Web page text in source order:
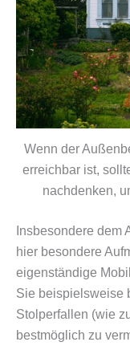
Wenn der
erreichbar ist,
nachdenken,
Insbesondere dem
hier besondere
eigenständige
Sie beispielsweise
Stolperfallen (wie
bestmöglich zu